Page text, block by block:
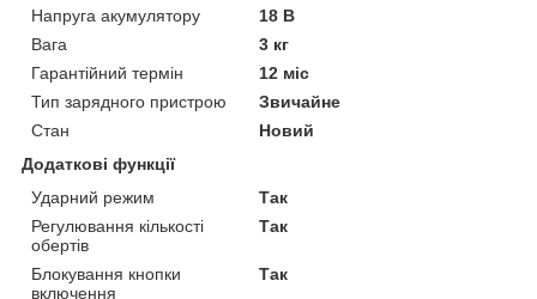
Напруга акумулятору
18 В
Вага
3 кг
Гарантійний термін
12 міс
Тип зарядного пристрою
Звичайне
Стан
Новий
Додаткові функції
Ударний режим
Так
Регулювання кількості
обертів
Так
Блокування кнопки
включення
Так